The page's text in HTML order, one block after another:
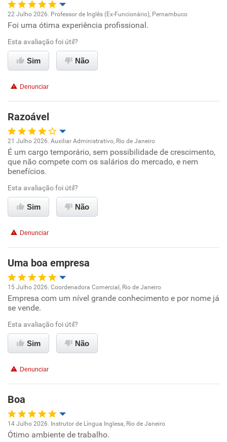
Conciliação com a vida familiar
Benefícios
Recomenda esta empresa
Oportunidade de promoção
Ambiente de trabalho
Benefícios
Recomenda esta empresa
22 Julho 2026. Professor de Inglês (Ex-Funcionário), Pernambuco
Foi uma ótima experiência profissional.
Esta avaliação foi útil?
Sim Não
Denunciar
Razoável
Oportunidade de promoção
Conciliação com a vida familiar
21 Julho 2026. Auxiliar Administrativo, Rio de Janeiro
É um cargo temporário, sem possibilidade de crescimento,
que não compete com os salários do mercado, e nem
benefícios.
Esta avaliação foi útil?
Sim Não
Denunciar
Uma boa empresa
Oportunidade de promoção
Ambiente de trabalho
Conciliação com a vida familiar
Recomenda a diretoria
15 Julho 2026. Coordenadora Comercial, Rio de Janeiro
Empresa com um nível grande conhecimento e por nome já
se vende.
Esta avaliação foi útil?
Sim Não
Denunciar
Boa
Oportunidade de promoção
14 Julho 2026. Instrutor de Língua Inglesa, Rio de Janeiro
Ótimo ambiente de trabalho.